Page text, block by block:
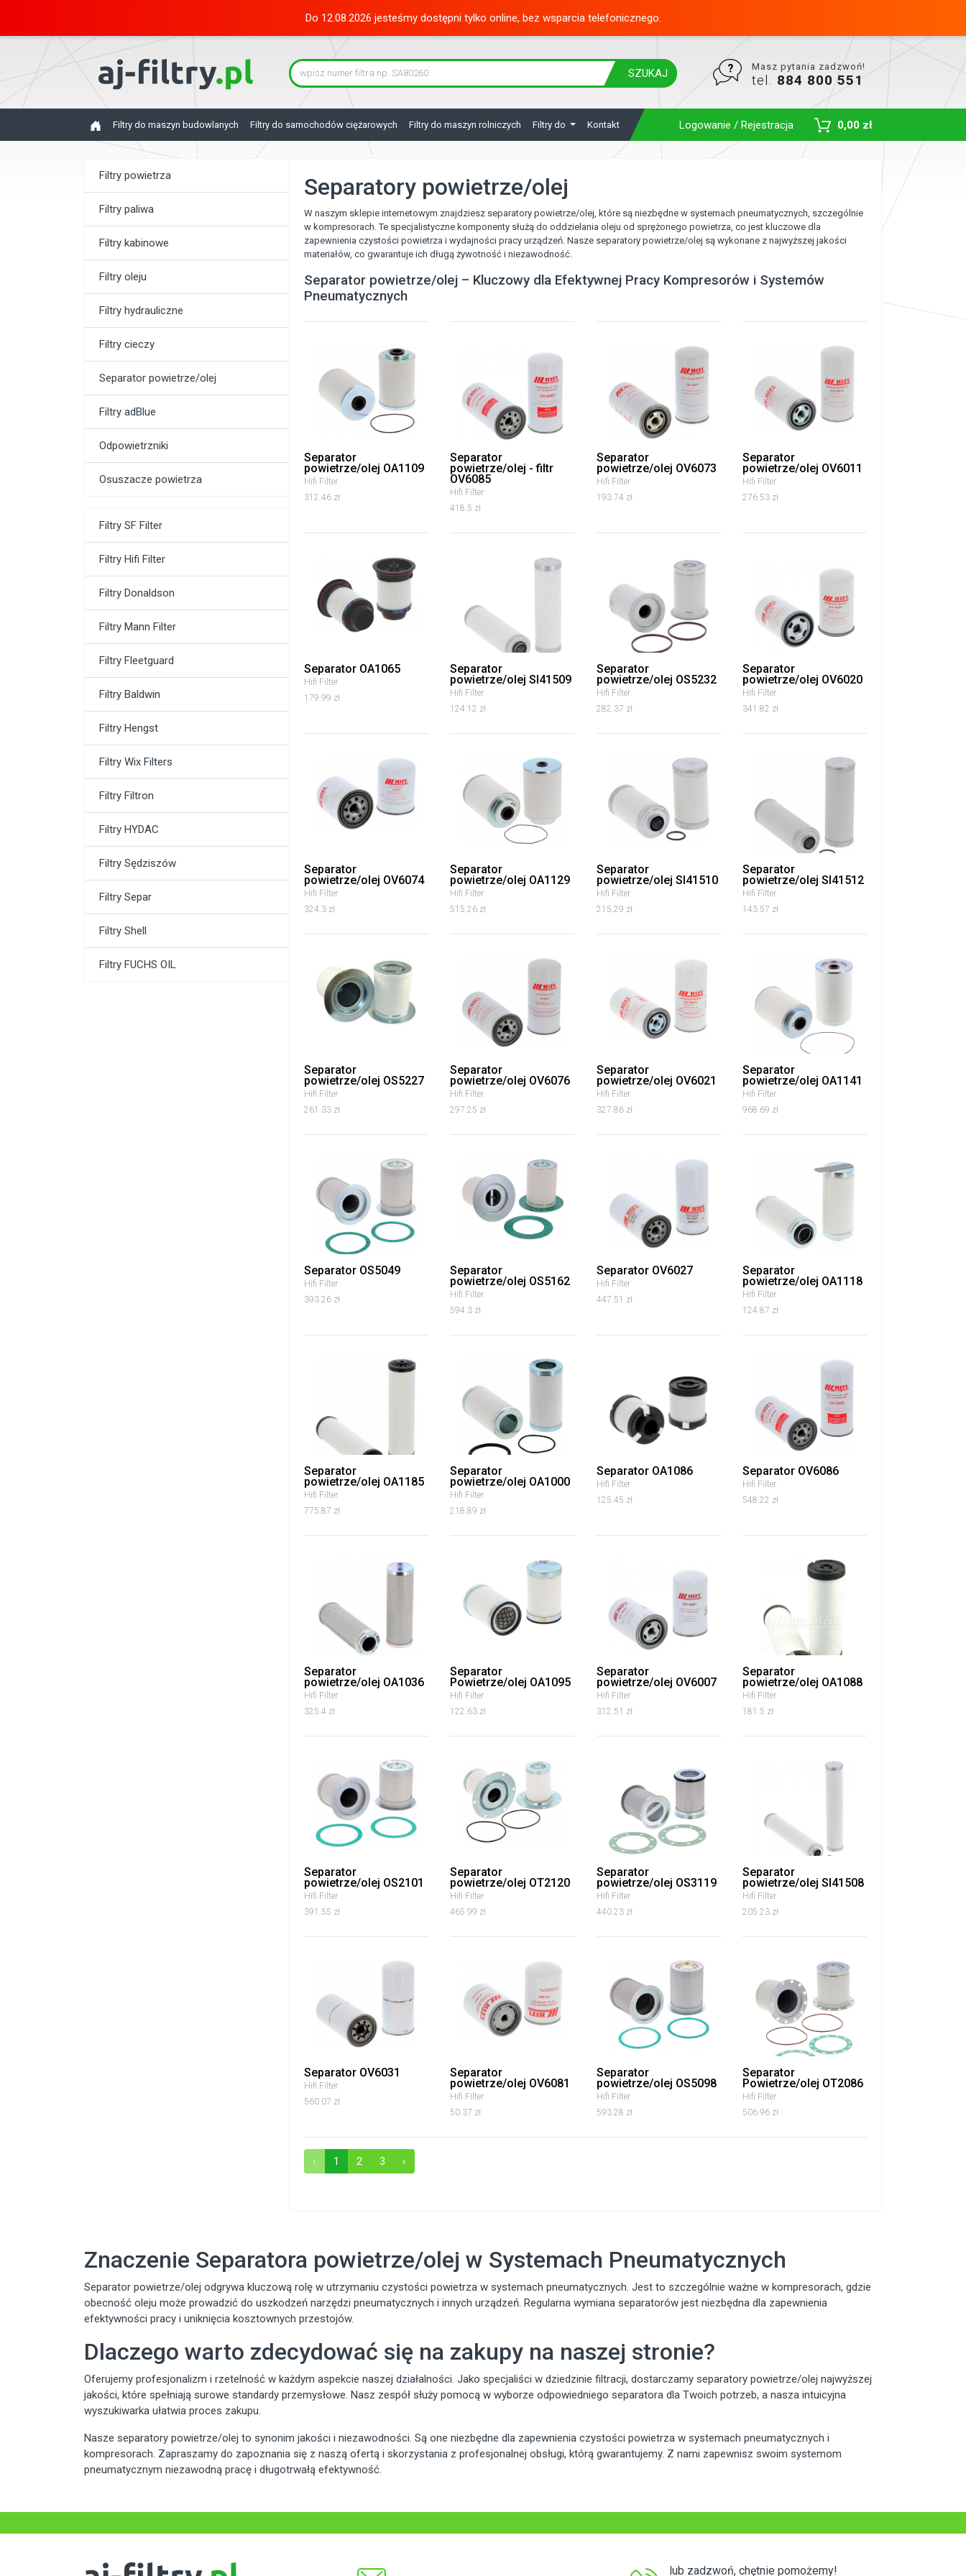
Do 12.08.2026 jesteśmy dostępni tylko online, bez wsparcia telefonicznego.
SZUKAJ
Masz pytania zadzwoń!
tel. 884 800 551
Filtry do maszyn budowlanych Filtry do samochodów ciężarowych Filtry do maszyn rolniczych Filtry do Kontakt Logowanie / Rejestracja 0,00 zł
Filtry powietrza
Filtry paliwa
Filtry kabinowe
Filtry oleju
Filtry hydrauliczne
Filtry cieczy
Separator powietrze/olej
Filtry adBlue
Odpowietrzniki
Osuszacze powietrza
Filtry SF Filter
Filtry Hifi Filter
Filtry Donaldson
Filtry Mann Filter
Filtry Fleetguard
Filtry Baldwin
Filtry Hengst
Filtry Wix Filters
Filtry Filtron
Filtry HYDAC
Filtry Sędziszów
Filtry Separ
Filtry Shell
Filtry FUCHS OIL
Separatory powietrze/olej
W naszym sklepie internetowym znajdziesz separatory powietrze/olej, które są niezbędne w systemach pneumatycznych, szczególnie
w kompresorach. Te specjalistyczne komponenty służą do oddzielania oleju od sprężonego powietrza, co jest kluczowe dla
zapewnienia czystości powietrza i wydajności pracy urządzeń. Nasze separatory powietrze/olej są wykonane z najwyższej jakości
materiałów, co gwarantuje ich długą żywotność i niezawodność.
Separator powietrze/olej – Kluczowy dla Efektywnej Pracy Kompresorów i Systemów
Pneumatycznych
Separator
powietrze/olej OA1109
Hifi Filter
312.46 zł
Separator
powietrze/olej - filtr
OV6085
Hifi Filter
418.5 zł
Separator
powietrze/olej OV6073
Hifi Filter
193.74 zł
Separator
powietrze/olej OV6011
Hifi Filter
276.53 zł
Separator OA1065
Hifi Filter
179.99 zł
Separator
powietrze/olej SI41509
Hifi Filter
124.12 zł
Separator
powietrze/olej OS5232
Hifi Filter
282.37 zł
Separator
powietrze/olej OV6020
Hifi Filter
341.82 zł
Separator
powietrze/olej OV6074
Hifi Filter
324.3 zł
Separator
powietrze/olej OA1129
Hifi Filter
515.26 zł
Separator
powietrze/olej SI41510
Hifi Filter
215.29 zł
Separator
powietrze/olej SI41512
Hifi Filter
143.57 zł
Separator
powietrze/olej OS5227
Hifi Filter
261.33 zł
Separator
powietrze/olej OV6076
Hifi Filter
297.25 zł
Separator
powietrze/olej OV6021
Hifi Filter
327.86 zł
Separator
powietrze/olej OA1141
Hifi Filter
968.69 zł
Separator OS5049
Hifi Filter
393.26 zł
Separator
powietrze/olej OS5162
Hifi Filter
594.3 zł
Separator OV6027
Hifi Filter
447.51 zł
Separator
powietrze/olej OA1118
Hifi Filter
124.87 zł
Separator
powietrze/olej OA1185
Hifi Filter
775.87 zł
Separator
powietrze/olej OA1000
Hifi Filter
218.89 zł
Separator OA1086
Hifi Filter
125.45 zł
Separator OV6086
Hifi Filter
548.22 zł
Separator
powietrze/olej OA1036
Hifi Filter
325.4 zł
Separator
Powietrze/olej OA1095
Hifi Filter
122.63 zł
Separator
powietrze/olej OV6007
Hifi Filter
312.51 zł
Separator
powietrze/olej OA1088
Hifi Filter
181.5 zł
Separator
powietrze/olej OS2101
Hifi Filter
391.55 zł
Separator
powietrze/olej OT2120
Hifi Filter
465.99 zł
Separator
powietrze/olej OS3119
Hifi Filter
440.23 zł
Separator
powietrze/olej SI41508
Hifi Filter
205.23 zł
Separator OV6031
Hifi Filter
560.07 zł
Separator
powietrze/olej OV6081
Hifi Filter
50.37 zł
Separator
powietrze/olej OS5098
Hifi Filter
593.28 zł
Separator
Powietrze/olej OT2086
Hifi Filter
506.96 zł
‹ 1 2 3 ›
Znaczenie Separatora powietrze/olej w Systemach Pneumatycznych
Separator powietrze/olej odgrywa kluczową rolę w utrzymaniu czystości powietrza w systemach pneumatycznych. Jest to szczególnie ważne w kompresorach, gdzie
obecność oleju może prowadzić do uszkodzeń narzędzi pneumatycznych i innych urządzeń. Regularna wymiana separatorów jest niezbędna dla zapewnienia
efektywności pracy i uniknięcia kosztownych przestojów.
Dlaczego warto zdecydować się na zakupy na naszej stronie?
Oferujemy profesjonalizm i rzetelność w każdym aspekcie naszej działalności. Jako specjaliści w dziedzinie filtracji, dostarczamy separatory powietrze/olej najwyższej
jakości, które spełniają surowe standardy przemysłowe. Nasz zespół służy pomocą w wyborze odpowiedniego separatora dla Twoich potrzeb, a nasza intuicyjna
wyszukiwarka ułatwia proces zakupu.
Nasze separatory powietrze/olej to synonim jakości i niezawodności. Są one niezbędne dla zapewnienia czystości powietrza w systemach pneumatycznych i
kompresorach. Zapraszamy do zapoznania się z naszą ofertą i skorzystania z profesjonalnej obsługi, którą gwarantujemy. Z nami zapewnisz swoim systemom
pneumatycznym niezawodną pracę i długotrwałą efektywność.
lub zadzwoń, chętnie pomożemy!